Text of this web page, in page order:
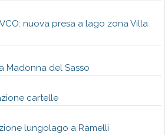
nuova presa a lago zona Villa
Madonna del Sasso
cartelle
lungolago a Ramelli